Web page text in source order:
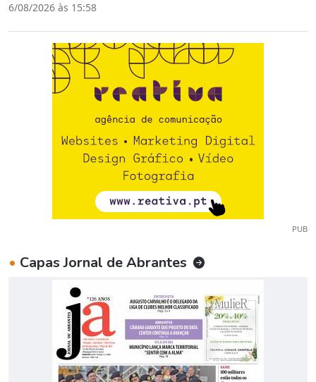
6/08/2026 às 15:58
PUB
• Capas Jornal de Abrantes